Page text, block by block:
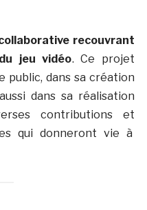
recouvrant
jeu vidéo. Ce projet
public, dans sa création
dans sa réalisation
contributions et
qui donneront vie à